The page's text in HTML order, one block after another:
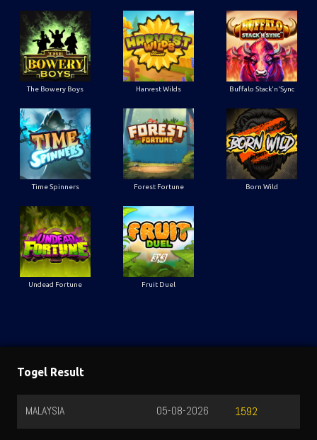
The Bowery Boys Harvest Wilds Buffalo Stack'n'Sync
Time Spinners Forest Fortune Born Wild
Undead Fortune Fruit Duel
Togel Result
MALAYSIA 1592
05-08-2026